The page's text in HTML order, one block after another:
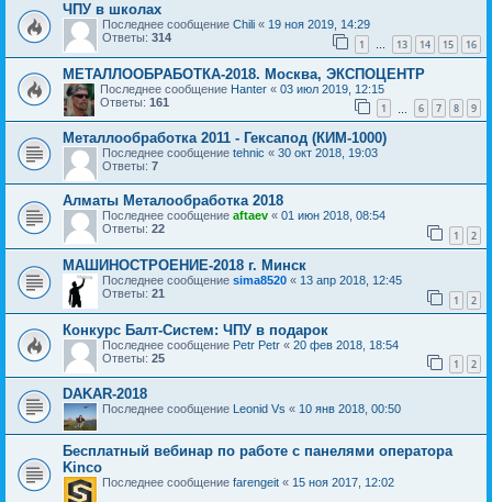
ЧПУ в школах
Последнее сообщение Chili « 19 ноя 2019, 14:29
Ответы: 314 1 … 13 14 15 16
МЕТАЛЛООБРАБОТКА-2018. Москва, ЭКСПОЦЕНТР
Последнее сообщение Hanter « 03 июл 2019, 12:15
Ответы: 161 1 6 7 8 9
Металлообработка 2011 - Гексапод (КИМ-1000)
Последнее сообщение tehnic « 30 окт 2018, 19:03
Ответы: 7
Алматы Металообработка 2018
Последнее сообщение aftaev « 01 июн 2018, 08:54
Ответы: 22 1 2
МАШИНОСТРОЕНИЕ-2018 г. Минск
Последнее сообщение sima8520 « 13 апр 2018, 12:45
Ответы: 21 1 2
Конкурс Балт-Систем: ЧПУ в подарок
Последнее сообщение Petr Petr « 20 фев 2018, 18:54
Ответы: 25 1 2
DAKAR-2018
Последнее сообщение Leonid Vs « 10 янв 2018, 00:50
Бесплатный вебинар по работе с панелями оператора
Kinco
Последнее сообщение farengeit « 15 ноя 2017, 12:02